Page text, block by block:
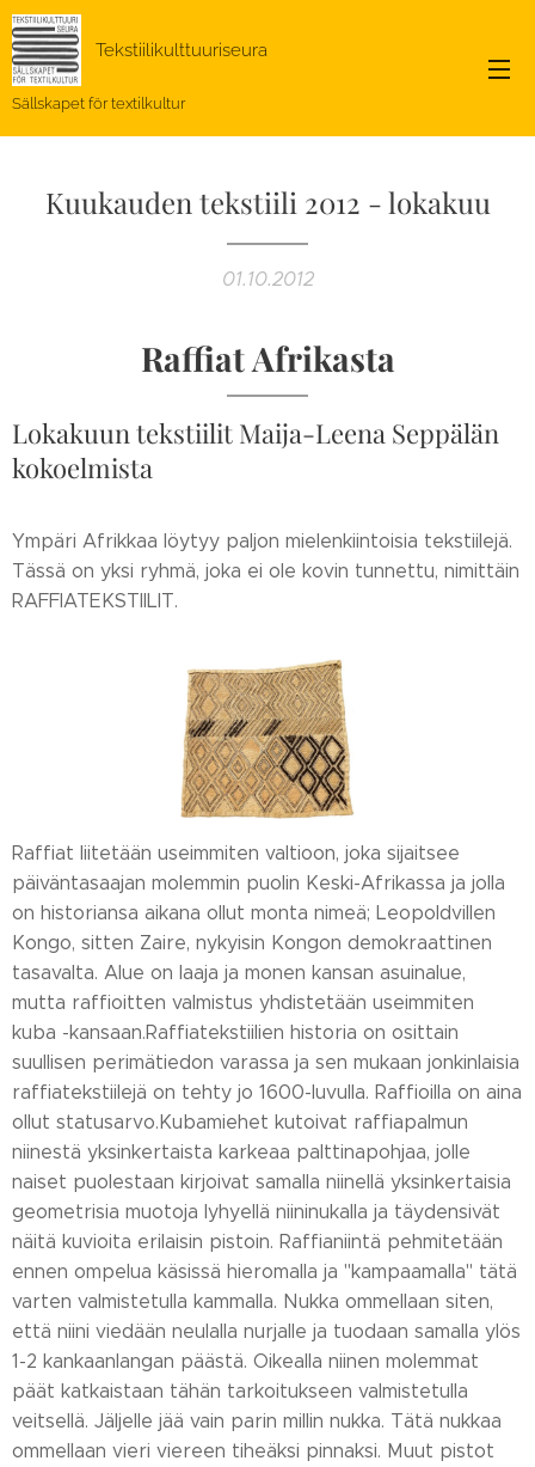
Tekstiilikulttuuriseura
Sällskapet för textilkultur
Kuukauden tekstiili 2012 - lokakuu
01.10.2012
Raffiat Afrikasta
Lokakuun tekstiilit Maija-Leena Seppälän
kokoelmista
Ympäri Afrikkaa löytyy paljon mielenkiintoisia tekstiilejä.
Tässä on yksi ryhmä, joka ei ole kovin tunnettu, nimittäin
RAFFIATEKSTIILIT.
Raffiat liitetään useimmiten valtioon, joka sijaitsee
päiväntasaajan molemmin puolin Keski-Afrikassa ja jolla
on historiansa aikana ollut monta nimeä; Leopoldvillen
Kongo, sitten Zaire, nykyisin Kongon demokraattinen
tasavalta. Alue on laaja ja monen kansan asuinalue,
mutta raffioitten valmistus yhdistetään useimmiten
kuba -kansaan.Raffiatekstiilien historia on osittain
suullisen perimätiedon varassa ja sen mukaan jonkinlaisia
raffiatekstiilejä on tehty jo 1600-luvulla. Raffioilla on aina
ollut statusarvo.Kubamiehet kutoivat raffiapalmun
niinestä yksinkertaista karkeaa palttinapohjaa, jolle
naiset puolestaan kirjoivat samalla niinellä yksinkertaisia
geometrisia muotoja lyhyellä niininukalla ja täydensivät
näitä kuvioita erilaisin pistoin. Raffianiintä pehmitetään
ennen ompelua käsissä hieromalla ja "kampaamalla" tätä
varten valmistetulla kammalla. Nukka ommellaan siten,
että niini viedään neulalla nurjalle ja tuodaan samalla ylös
1-2 kankaanlangan päästä. Oikealla niinen molemmat
päät katkaistaan tähän tarkoitukseen valmistetulla
veitsellä. Jäljelle jää vain parin millin nukka. Tätä nukkaa
ommellaan vieri viereen tiheäksi pinnaksi. Muut pistot